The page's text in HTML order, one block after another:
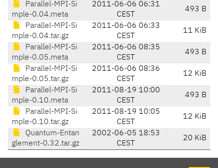
Parallel-MPI-Si
mple-0.04.meta
2011-06-06 06:31
CEST
493 B
Parallel-MPI-Si
mple-0.04.tar.gz
2011-06-06 06:33
CEST
11 KiB
Parallel-MPI-Si
mple-0.05.meta
2011-06-06 08:35
CEST
493 B
Parallel-MPI-Si
mple-0.05.tar.gz
2011-06-06 08:36
CEST
12 KiB
Parallel-MPI-Si
mple-0.10.meta
2011-08-19 10:00
CEST
493 B
Parallel-MPI-Si
mple-0.10.tar.gz
2011-08-19 10:05
CEST
12 KiB
Quantum-Entan
glement-0.32.tar.gz
2002-06-05 18:53
CEST
20 KiB